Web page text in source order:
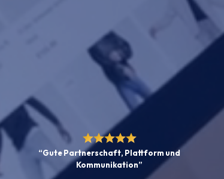
“Gute Partnerschaft, Plattform und
Kommunikation”